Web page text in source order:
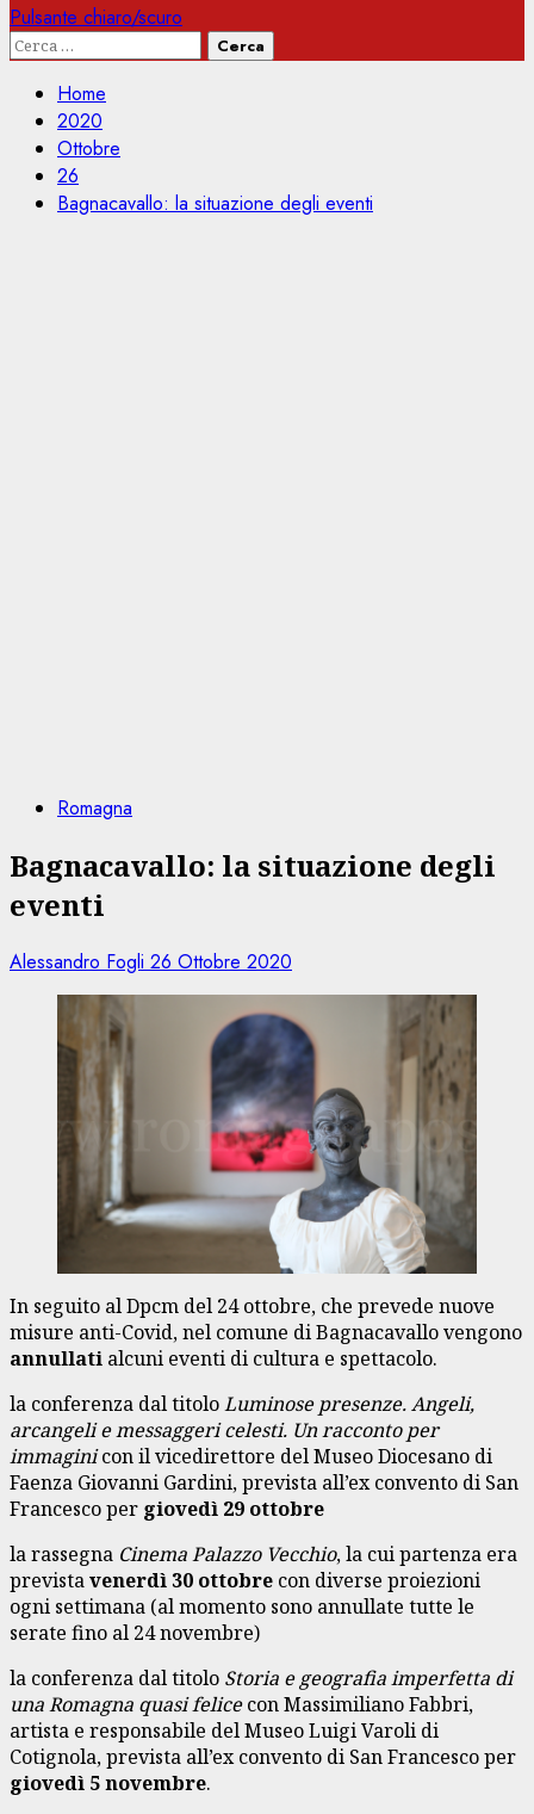
Pulsante chiaro/scuro
Ricerca
Home
2020
Ottobre
26
Bagnacavallo: la situazione degli eventi
Romagna
Bagnacavallo: la situazione degli
eventi
Alessandro Fogli 26 Ottobre 2020
In seguito al Dpcm del 24 ottobre, che prevede nuove
misure anti-Covid, nel comune di Bagnacavallo vengono
annullati alcuni eventi di cultura e spettacolo.
la conferenza dal titoloLuminose presenze. Angeli,
arcangeli e messaggeri celesti. Un racconto per
immaginicon il vicedirettore del Museo Diocesano di
Faenza Giovanni Gardini, prevista all’ex convento di San
Francesco per giovedì 29 ottobre
la rassegna Cinema Palazzo Vecchio, la cui partenza era
previstavenerdì 30 ottobre con diverse proiezioni
ogni settimana (al momento sono annullate tutte le
serate fino al 24 novembre)
la conferenza dal titolo Storia e geografia imperfetta di
una Romagna quasi felicecon Massimiliano Fabbri,
artista e responsabile del Museo Luigi Varoli di
Cotignola, prevista all’ex convento di San Francesco per
giovedì 5 novembre.